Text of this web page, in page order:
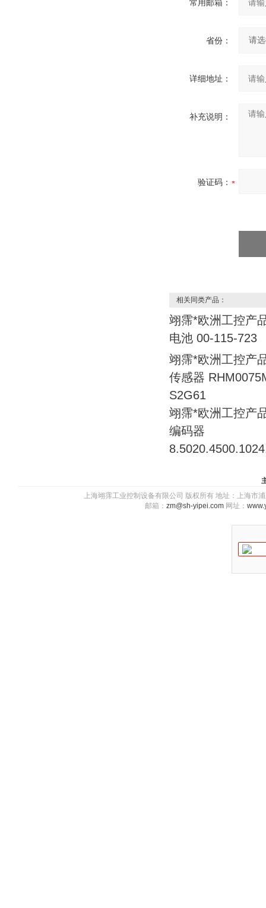
常用邮箱：
省份：
详细地址：
补充说明：
验证码：
相关同类产品：
翊霈*欧洲工控产
电池 00-115-723
翊霈*欧洲工控产
传感器
S2G61
翊霈*欧洲工控产
编码器
上海翊霈工业控制设备有限公司 版权所有 地址：上海
邮箱： zm@sh-yipei.com 网址：